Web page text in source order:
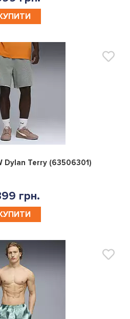
0
Dylan Terry (63506301)
грн.